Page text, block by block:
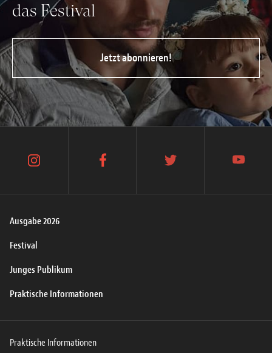
das Festival
Jetzt abonnieren!
Ausgabe 2026
Festival
Junges Publikum
Praktische Informationen
instagram facebook twitter youtube
Praktische Informationen